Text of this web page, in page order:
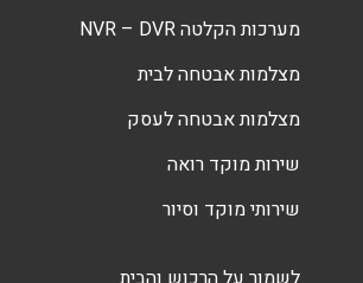
מערכות הקלטה NVR – DVR
מצלמות אבטחה לבית
מצלמות אבטחה לעסק
שירות מוקד רואה
שירותי מוקד וסיור